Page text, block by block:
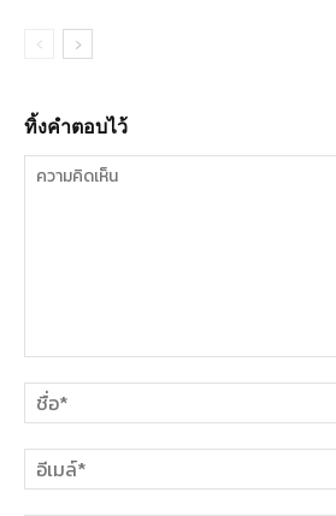
ทิ้งคำตอบไว้